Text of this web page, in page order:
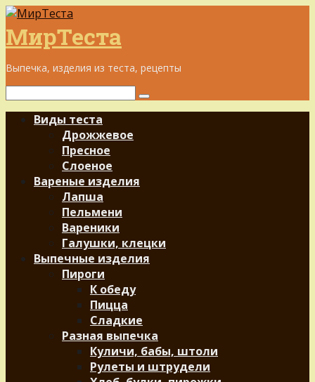
Перейти
к
контенту
МирТеста
Выпечка, изделия из теста, рецепты
Поиск:
Виды теста
Дрожжевое
Пресное
Слоеное
Вареные изделия
Лапша
Пельмени
Вареники
Галушки, клецки
Выпечные изделия
Пироги
К обеду
Пицца
Сладкие
Разная выпечка
Куличи, бабы, штоли
Рулеты и штрудели